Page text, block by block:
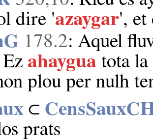
dire 'azaygar',
178.2: Aquel
ahaygua tota la
plou per nulh
⊂
prats